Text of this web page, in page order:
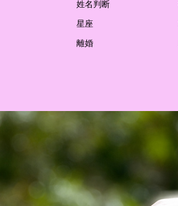
姓名判断
星座
離婚